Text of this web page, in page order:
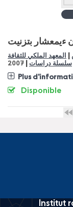
ءيمعشار بتزنيت
المعهد الملكي للثقافة
سلسلة دراسات 2007
Plus
Disponible
Institut